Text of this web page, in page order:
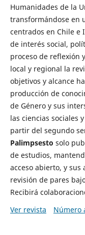
Humanidades de la
transformándose en
centrados en Chile e
de interés social,
proceso de reflexión
local y regional la
objetivos y alcance
producción de
de Género y sus
las ciencias sociales
partir del segundo
Palimpsesto solo
de estudios,
acceso abierto, y
revisión de pares
Recibirá
Ver revista
Número